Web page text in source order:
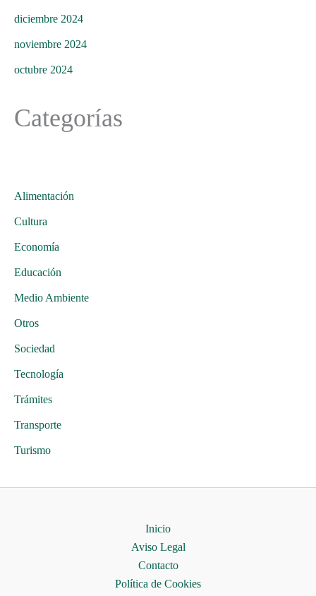
diciembre 2024
noviembre 2024
octubre 2024
Categorías
Alimentación
Cultura
Economía
Educación
Medio Ambiente
Otros
Sociedad
Tecnología
Trámites
Transporte
Turismo
Inicio
Aviso Legal
Contacto
Política de Cookies